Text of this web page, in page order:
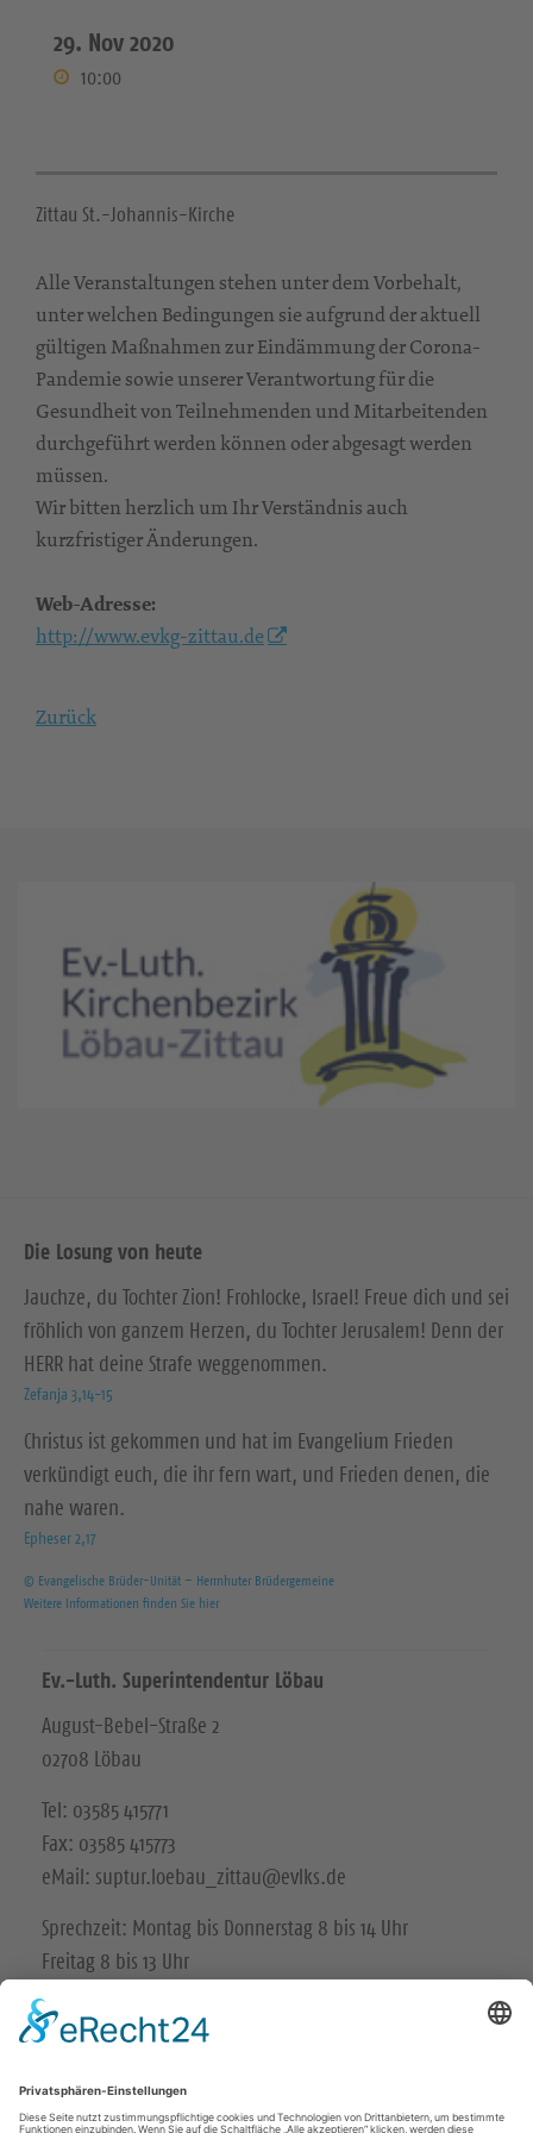
29. Nov 2020
10:00
Zittau St.-Johannis-Kirche
Alle Veranstaltungen stehen unter dem Vorbehalt,
unter welchen Bedingungen sie aufgrund der aktuell
gültigen Maßnahmen zur Eindämmung der Corona-
Pandemie sowie unserer Verantwortung für die
Gesundheit von Teilnehmenden und Mitarbeitenden
durchgeführt werden können oder abgesagt werden
müssen.
Wir bitten herzlich um Ihr Verständnis auch
kurzfristiger Änderungen.
Web-Adresse:
http://www.evkg-zittau.de
Zurück
Die Losung von heute
Jauchze, du Tochter Zion! Frohlocke, Israel! Freue dich und sei
fröhlich von ganzem Herzen, du Tochter Jerusalem! Denn der
HERR hat deine Strafe weggenommen.
Zefanja 3,14-15
Christus ist gekommen und hat im Evangelium Frieden
verkündigt euch, die ihr fern wart, und Frieden denen, die
nahe waren.
Epheser 2,17
© Evangelische Brüder-Unität – Herrnhuter Brüdergemeine
Weitere Informationen finden Sie hier
Ev.-Luth. Superintendentur Löbau
August-Bebel-Straße 2
02708 Löbau
Tel: 03585 415771
Fax: 03585 415773
eMail: suptur.loebau_zittau@evlks.de
Sprechzeit: Montag bis Donnerstag 8 bis 14 Uhr
Freitag 8 bis 13 Uhr